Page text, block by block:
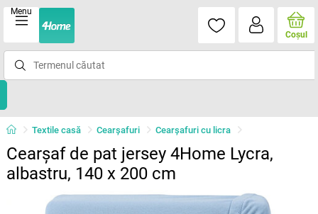
Menu
Coşul
Textile casă Cearșafuri Cearșafuri cu licra
Cearșaf de pat jersey 4Home Lycra,
albastru, 140 x 200 cm